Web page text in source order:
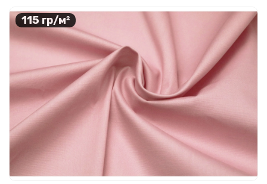
115 гр/м²